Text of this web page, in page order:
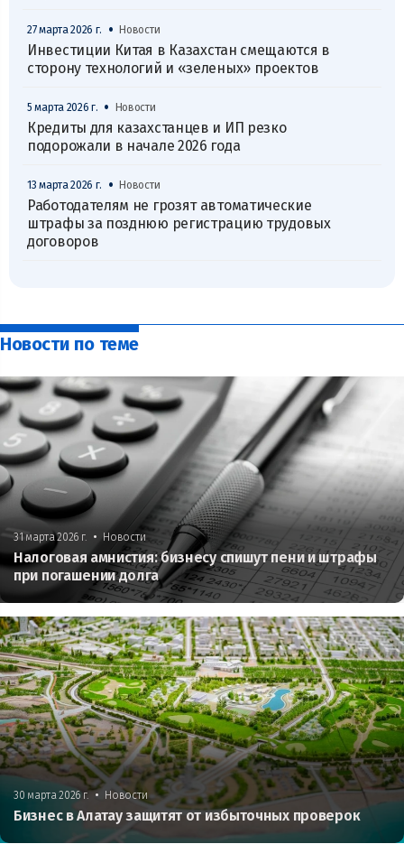
27 марта 2026 г. • Новости
Инвестиции Китая в Казахстан смещаются в
сторону технологий и «зеленых» проектов
5 марта 2026 г. • Новости
Кредиты для казахстанцев и ИП резко
подорожали в начале 2026 года
13 марта 2026 г. • Новости
Работодателям не грозят автоматические
штрафы за позднюю регистрацию трудовых
договоров
Новости по теме
31 марта 2026 г. • Новости
Налоговая амнистия: бизнесу спишут пени и штрафы
при погашении долга
30 марта 2026 г. • Новости
Бизнес в Алатау защитят от избыточных проверок